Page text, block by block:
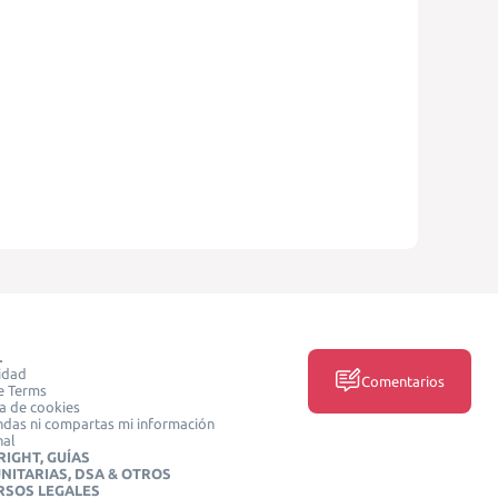
Terms
de cookies
ni compartas mi información
GUÍAS
DSA & OTROS
LEGALES
Comentarios